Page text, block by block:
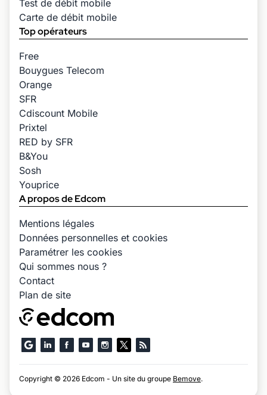
Test de débit mobile
Carte de débit mobile
Top opérateurs
Free
Bouygues Telecom
Orange
SFR
Cdiscount Mobile
Prixtel
RED by SFR
B&You
Sosh
Youprice
A propos de Edcom
Mentions légales
Données personnelles et cookies
Paramétrer les cookies
Qui sommes nous ?
Contact
Plan de site
Copyright © 2026 Edcom - Un site du groupe Bemove.